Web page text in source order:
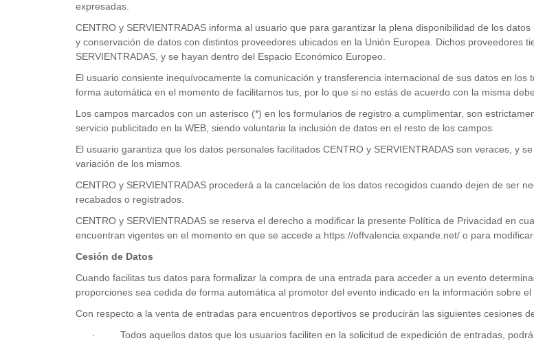
expresadas.
CENTRO y SERVIENTRADAS informa al usuario que para garantizar la plena disponibilidad de los
y conservación de datos con distintos proveedores ubicados en la Unión Europea. Dichos proveedores
SERVIENTRADAS, y se hayan dentro del Espacio Económico Europeo.
El usuario consiente inequívocamente la comunicación y transferencia internacional de sus datos en
forma automática en el momento de facilitarnos tus, por lo que si no estás de acuerdo con la misma
Los campos marcados con un asterisco (*) en los formularios de registro a cumplimentar, son
servicio publicitado en la WEB, siendo voluntaria la inclusión de datos en el resto de los campos.
El usuario garantiza que los datos personales facilitados CENTRO y SERVIENTRADAS son veraces, y
variación de los mismos.
CENTRO y SERVIENTRADAS procederá a la cancelación de los datos recogidos cuando dejen de ser
recabados o registrados.
CENTRO y SERVIENTRADAS se reserva el derecho a modificar la presente Política de Privacidad en
encuentran vigentes en el momento en que se accede a https://offvalencia.expande.net/ o para
Cesión de Datos
Cuando facilitas tus datos para formalizar la compra de una entrada para acceder a un evento
proporciones sea cedida de forma automática al promotor del evento indicado en la información sobre
Con respecto a la venta de entradas para encuentros deportivos se producirán las siguientes cesiones
· Todos aquellos datos que los usuarios faciliten en la solicitud de expedición de entradas,